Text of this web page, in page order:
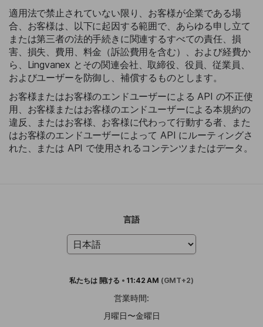
適用法で禁止されていない限り、お客様が企業である場
合、お客様は、以下に起因する範囲で、あらゆる申し立て
または第三者の法的手続きに関連するすべての責任、損
害、損失、費用、料金（訴訟費用を含む）、および経費か
ら、Lingvanex とその関連会社、取締役、役員、従業員、
およびユーザーを防御し、補償するものとします。
お客様またはお客様のエンドユーザーによる API の不正使
用、お客様またはお客様のエンドユーザーによる本規約の
違反、またはお客様、お客様に代わって行動する者、また
はお客様のエンドユーザーによって API にルーティングさ
れた、または API で使用されるコンテンツまたはデータ。
言語
私たちは 開ける • 11:42 AM (GMT+2)
営業時間:
月曜日〜金曜日